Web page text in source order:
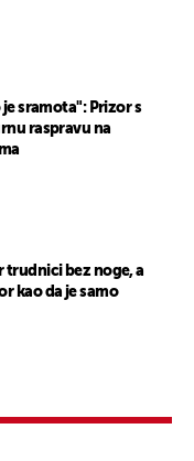
sramota": Prizor s
raspravu na
trudnici bez noge, a
kao da je samo